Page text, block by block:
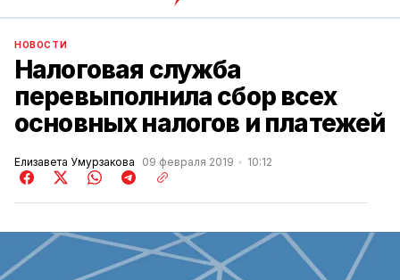
Economist.kg
НОВОСТИ
Налоговая служба
перевыполнила сбор всех
основных налогов и платежей
Елизавета Умурзакова 09 февраля 2019 10:12